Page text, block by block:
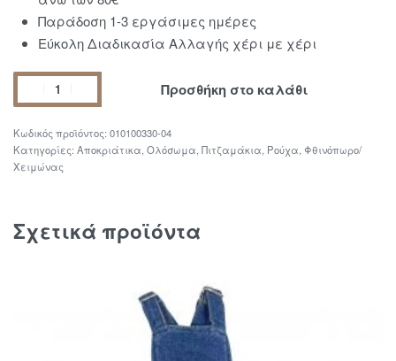
Παράδοση 1-3 εργάσιμες ημέρες
Εύκολη Διαδικασία Αλλαγής χέρι με χέρι
Προσθήκη στο καλάθι
010100330-04
Κατηγορίες: Αποκριάτικα Ολόσωμα Πιτζαμάκια Ρούχα Φθινόπωρο/
Χειμώνας
Σχετικά προϊόντα